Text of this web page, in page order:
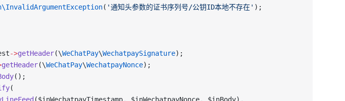
( '通知头参数的证书序列号/公钥ID本地不存在' );
->getHeader(\WeChatPay\WechatpaySignature);
getHeader(\WeChatPay\WechatpayNonce);
();
(